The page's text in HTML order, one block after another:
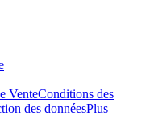
VenteConditions des
des donnéesPlus